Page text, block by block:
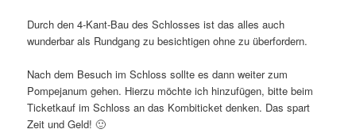
Durch den 4-Kant-Bau des Schlosses ist das alles auch
wunderbar als Rundgang zu besichtigen ohne zu überfordern.
Nach dem Besuch im Schloss sollte es dann weiter zum
Pompejanum gehen. Hierzu möchte ich hinzufügen, bitte beim
Ticketkauf im Schloss an das Kombiticket denken. Das spart
Zeit und Geld! 🙂